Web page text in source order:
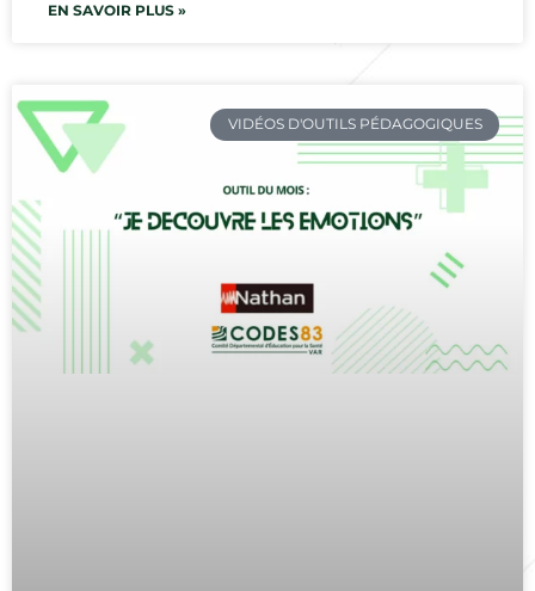
EN SAVOIR PLUS »
VIDÉOS D'OUTILS PÉDAGOGIQUES